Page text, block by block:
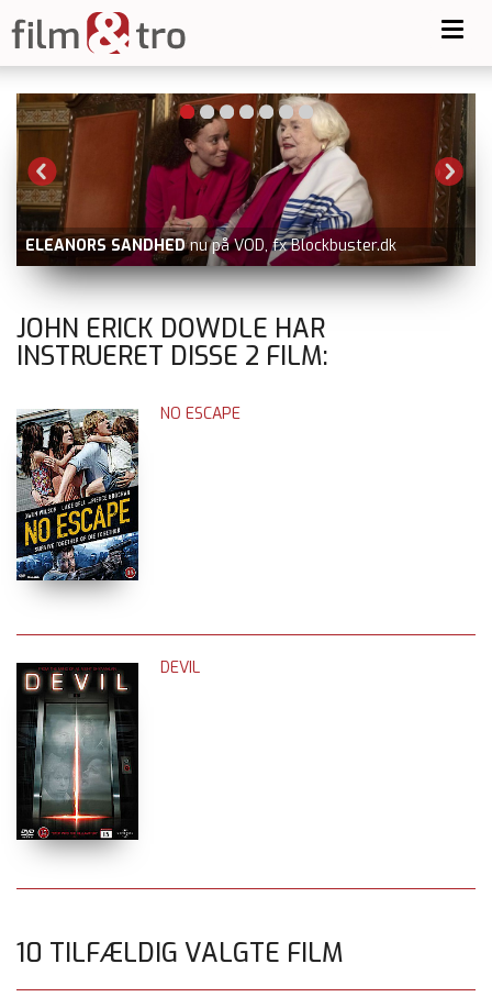
ELEANORS SANDHED nu på VOD, fx Blockbuster.dk
JOHN ERICK DOWDLE HAR
INSTRUERET DISSE 2 FILM:
NO ESCAPE
DEVIL
10 TILFÆLDIG VALGTE FILM